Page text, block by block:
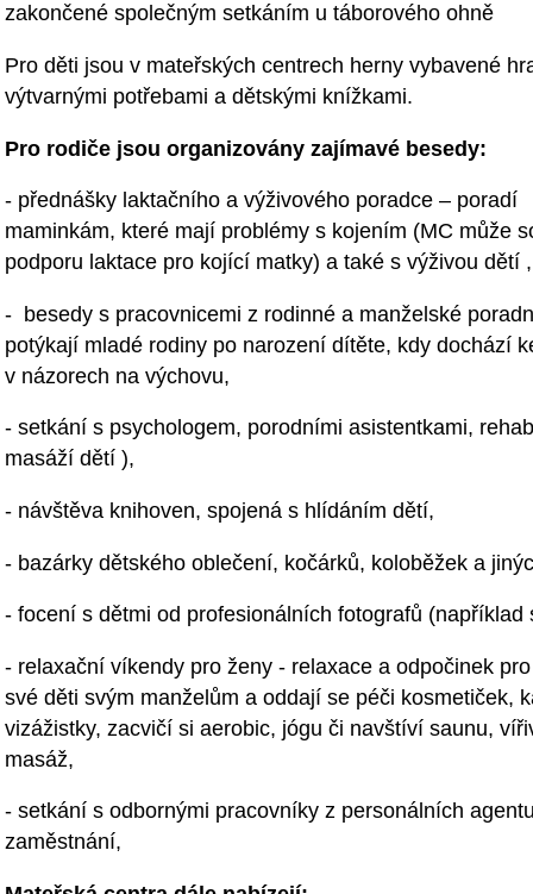
zakončené společným setkáním u táborového ohně
Pro děti jsou v mateřských centrech herny vybavené
výtvarnými potřebami a dětskými knížkami.
Pro rodiče jsou organizovány zajímavé besedy:
- přednášky laktačního a výživového poradce – poradí
maminkám, které mají problémy s kojením (MC může
podporu laktace pro kojící matky) a také s výživou dětí ,
- besedy s pracovnicemi z rodinné a manželské
potýkají mladé rodiny po narození dítěte, kdy dochází
v názorech na výchovu,
- setkání s psychologem, porodními asistentkami,
masáží dětí ),
- návštěva knihoven, spojená s hlídáním dětí,
- bazárky dětského oblečení, kočárků, koloběžek a
- focení s dětmi od profesionálních fotografů (například
- relaxační víkendy pro ženy - relaxace a odpočinek
své děti svým manželům a oddají se péči kosmetiček,
vizážistky, zacvičí si aerobic, jógu či navštíví saunu,
masáž,
- setkání s odbornými pracovníky z personálních
zaměstnání,